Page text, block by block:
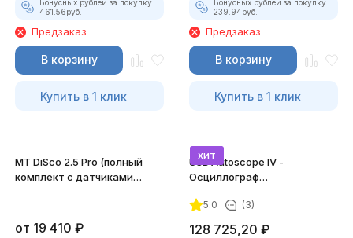
Бонусных рублей за покупку:
461.56руб.
Предзаказ
В корзину
Купить в 1 клик
Бонусных рублей за покупку:
239.94руб.
Предзаказ
В корзину
Купить в 1 клик
MT DiSco 2.5 Pro (полный
комплект с датчиками
от 19 410 ₽
хит
USB Autoscope IV -
Осциллограф
комплект)
5.0 (3)
128 725,20 ₽